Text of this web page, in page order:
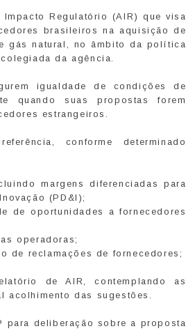
Regulatório (AIR) que visa
brasileiros na aquisição de
gás natural, no âmbito da política
da agência.
igualdade de condições de
quando suas propostas forem
estrangeiros.
conforme determinado
margens diferenciadas para
(PD&I);
de oportunidades a fornecedores
operadoras;
de reclamações de fornecedores;
de AIR, contemplando as
acolhimento das sugestões.
para deliberação sobre a proposta